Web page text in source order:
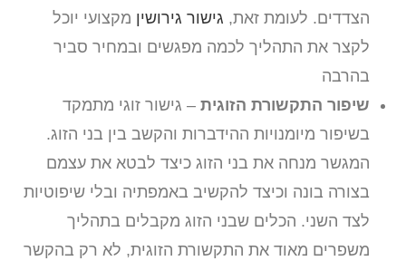
הצדדים. לעומת זאת, גישור גירושין מקצועי יוכל
לקצר את התהליך לכמה מפגשים ובמחיר סביר
בהרבה
שיפור התקשורת הזוגית – גישור זוגי מתמקד
בשיפור מיומנויות ההידברות והקשב בין בני הזוג.
המגשר מנחה את בני הזוג כיצד לבטא את עצמם
בצורה בונה וכיצד להקשיב באמפתיה ובלי שיפוטיות
לצד השני. הכלים שבני הזוג מקבלים בתהליך
משפרים מאוד את התקשורת הזוגית, לא רק בהקשר